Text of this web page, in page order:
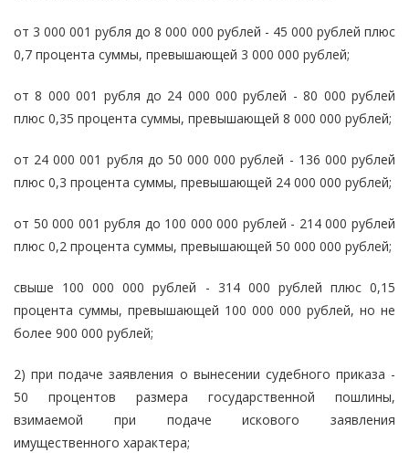
от 3 000 001 рубля до 8 000 000 рублей - 45 000 рублей плюс
0,7 процента суммы, превышающей 3 000 000 рублей;
от 8 000 001 рубля до 24 000 000 рублей - 80 000 рублей
плюс 0,35 процента суммы, превышающей 8 000 000 рублей;
от 24 000 001 рубля до 50 000 000 рублей - 136 000 рублей
плюс 0,3 процента суммы, превышающей 24 000 000 рублей;
от 50 000 001 рубля до 100 000 000 рублей - 214 000 рублей
плюс 0,2 процента суммы, превышающей 50 000 000 рублей;
свыше 100 000 000 рублей - 314 000 рублей плюс 0,15
процента суммы, превышающей 100 000 000 рублей, но не
более 900 000 рублей;
2) при подаче заявления о вынесении судебного приказа -
50 процентов размера государственной пошлины,
взимаемой при подаче искового заявления
имущественного характера;